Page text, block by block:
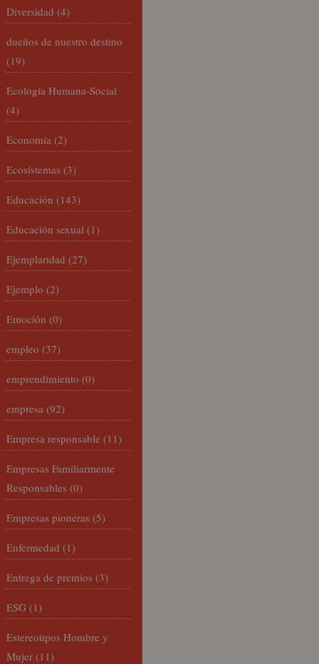
Diversidad (4)
dueños de nuestro destino
(19)
Ecología Humana-Social
(4)
Economía (2)
Ecosistemas (3)
Educación (143)
Educación sexual (1)
Ejemplaridad (27)
Ejemplo (2)
Emoción (0)
empleo (37)
emprendimiento (0)
empresa (92)
Empresa responsable (11)
Empresas Familiarmente
Responsables (0)
Empresas pioneras (5)
Enfermedad (1)
Entrega de premios (3)
ESG (1)
Estereotipos Hombre y
Mujer (11)